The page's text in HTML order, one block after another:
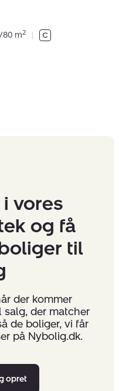
80 m2 |
vores
og få
til
der kommer
der matcher
de boliger, vi får
på Nybolig.dk.
opret